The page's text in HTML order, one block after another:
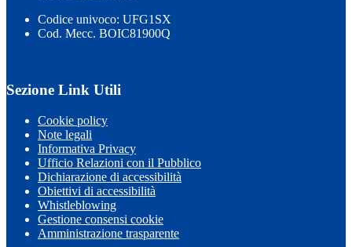
Codice univoco: UFG1SX
Cod. Mecc. BOIC81900Q
Sezione Link Utili
Cookie policy
Note legali
Informativa Privacy
Ufficio Relazioni con il Pubblico
Dichiarazione di accessibilità
Obiettivi di accessibilità
Whistleblowing
Gestione consensi cookie
Amministrazione trasparente